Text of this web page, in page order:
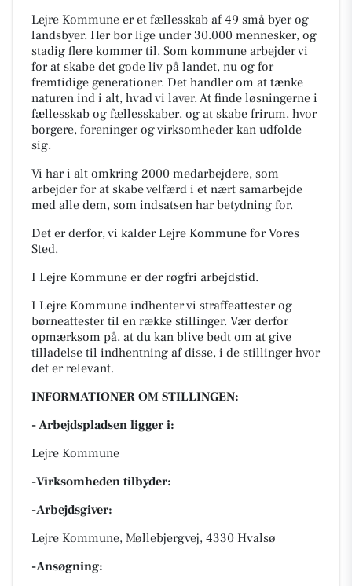
Lejre Kommune er et fællesskab af 49 små byer og
landsbyer. Her bor lige under 30.000 mennesker, og
stadig flere kommer til. Som kommune arbejder vi
for at skabe det gode liv på landet, nu og for
fremtidige generationer. Det handler om at tænke
naturen ind i alt, hvad vi laver. At finde løsningerne i
fællesskab og fællesskaber, og at skabe frirum, hvor
borgere, foreninger og virksomheder kan udfolde
sig.
Vi har i alt omkring 2000 medarbejdere, som
arbejder for at skabe velfærd i et nært samarbejde
med alle dem, som indsatsen har betydning for.
Det er derfor, vi kalder Lejre Kommune forVores
Sted.
I Lejre Kommune er der røgfri arbejdstid.
I Lejre Kommune indhenter vi straffeattester og
børneattester til en række stillinger. Vær derfor
opmærksom på, at du kan blive bedt om at give
tilladelse til indhentning af disse, i de stillinger hvor
det er relevant.
INFORMATIONER OM STILLINGEN:
- Arbejdspladsen ligger i:
Lejre Kommune
-Virksomheden tilbyder:
-Arbejdsgiver:
Lejre Kommune, Møllebjergvej, 4330 Hvalsø
-Ansøgning: